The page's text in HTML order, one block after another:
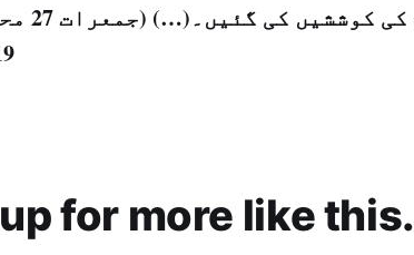
for more like this.